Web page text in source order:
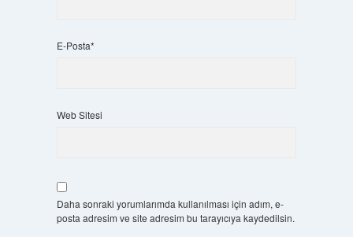
E-Posta*
Web Sitesi
Daha sonraki yorumlarımda kullanılması için adım, e-
posta adresim ve site adresim bu tarayıcıya kaydedilsin.